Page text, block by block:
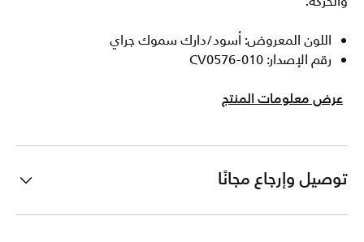
اللون المعروض: أسود/دارك سموك جراي
رقم الإصدار: CV0576-010
عرض معلومات المنتج
توصيل وإرجاع مجانًا